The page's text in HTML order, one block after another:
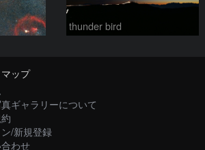
thunder bird
ップ
ギャラリーについて
/新規登録
わせ